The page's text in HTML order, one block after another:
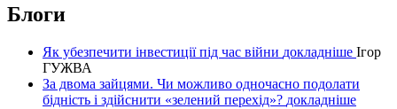
Блоги
Як убезпечити інвестиції під час війни докладнiше Ігор
ГУЖВА
За двома зайцями. Чи можливо одночасно подолати
бідність і здійснити «зелений перехід»? докладнiше